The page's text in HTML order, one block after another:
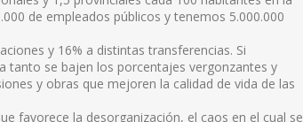
de empleados públicos y tenemos 5.000.000
y 16% a distintas transferencias. Si
tanto se bajen los porcentajes vergonzantes y
y obras que mejoren la calidad de vida de las
favorece la desorganización, el caos en el cual se